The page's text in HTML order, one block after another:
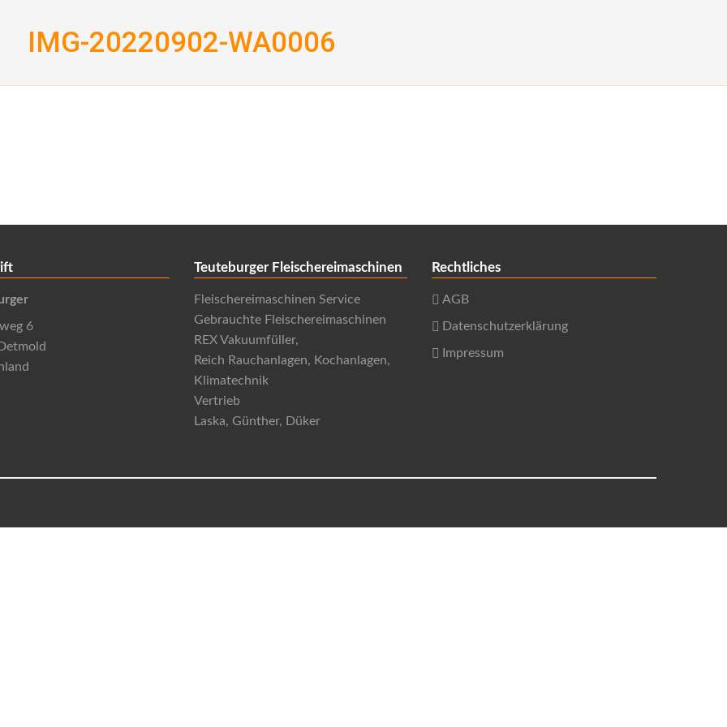
IMG-20220902-WA0006
6
Teuteburger Fleischereimaschinen
Fleischereimaschinen Service
Gebrauchte Fleischereimaschinen
REX Vakuumfüller,
Reich Rauchanlagen, Kochanlagen,
Klimatechnik
Vertrieb
Laska, Günther, Düker
Rechtliches
AGB
Datenschutzerklärung
Impressum